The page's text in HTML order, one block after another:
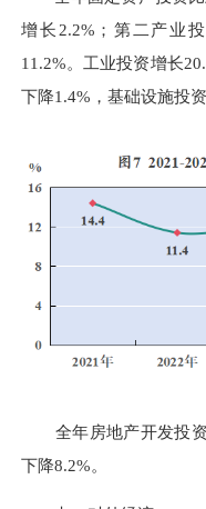
增长2.2%；第二产业
11.2%。工业投资增长
下降1.4%，基础设施投资
全年房地产开发投资
下降8.2%。